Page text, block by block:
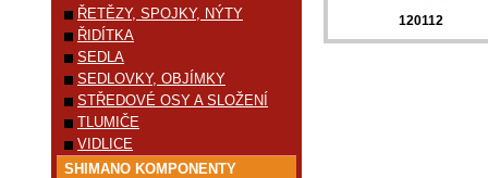
120112
ŘETĚZY, SPOJKY, NÝTY
ŘIDÍTKA
SEDLA
SEDLOVKY, OBJÍMKY
STŘEDOVÉ OSY A SLOŽENÍ
TLUMIČE
VIDLICE
SHIMANO KOMPONENTY